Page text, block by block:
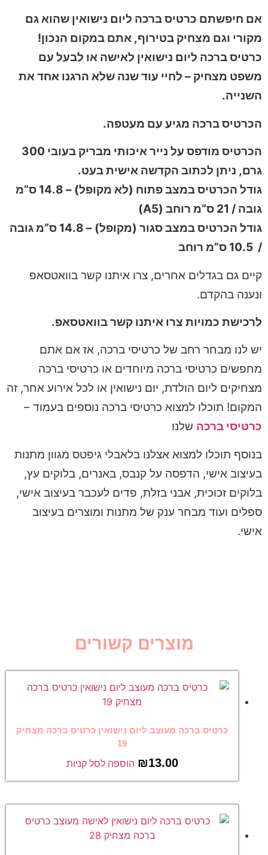
אם חיפשתם כרטיס ברכה ליום נישואין שהוא גם
מקורי וגם מצחיק בטירוף, אתם במקום הנכון!
כרטיס ברכה ליום נישואין לאישה או לבעל עם
משפט מצחיק – לחיי עוד שנה שלא הרגנו אחד את
השנייה.
הכרטיס ברכה מגיע עם מעטפה.
הכרטיס מודפס על נייר איכותי מבריק בעובי 300
גרם, ניתן לכתוב הקדשה אישית בעט.
גודל הכרטיס במצב פתוח (לא מקופל) – 14.8 ס”מ
גובה / 21 ס”מ רוחב (A5)
גודל הכרטיס במצב סגור (מקופל) – 14.8 ס”מ גובה
/ 10.5 ס”מ רוחב
קיים גם בגדלים אחרים, צרו איתנו קשר בוואטסאפ
ונענה בהקדם.
לרכישת כמויות צרו איתנו קשר בוואטסאפ.
יש לנו מבחר רחב של כרטיסי ברכה, אז אם אתם
מחפשים כרטיסי ברכה מיוחדים או כרטיסי ברכה
מצחיקים ליום הולדת, יום נישואין או לכל אירוע אחר, זה
המקום! תוכלו למצוא כרטיסי ברכה נוספים בעמוד –
כרטיסי ברכה שלנו
בנוסף תוכלו למצוא אצלנו בלאבלי גיפטס מגוון מתנות
בעיצוב אישי, הדפסה על קנבס, באנרים, בלוקים עץ,
בלוקים זכוכית, אבני בזלת, פדים לעכבר בעיצוב אישי,
ספלים ועוד מבחר ענק של מתנות ומוצרים בעיצוב
אישי.
מוצרים קשורים
כרטיס ברכה מעוצב ליום נישואין כרטיס ברכה מצחיק
19
₪13.00 הוספה לסל קניות